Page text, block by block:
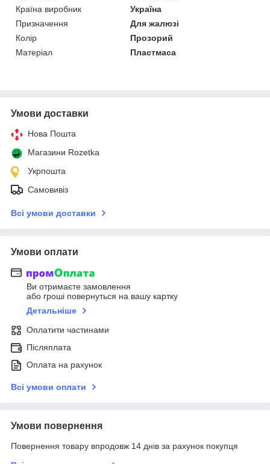
Країна виробник
Україна
Призначення
Для жалюзі
Колір
Прозорий
Матеріал
Пластмаса
Умови доставки
Нова Пошта
Магазини Rozetka
Укрпошта
Самовивіз
Всі умови доставки
Умови оплати
Ви отримаєте замовлення
або гроші повернуться на вашу картку
Детальніше
Оплатити частинами
Післяплата
Оплата на рахунок
Всі умови оплати
Умови повернення
Повернення товару впродовж 14 днів за рахунок покупця